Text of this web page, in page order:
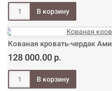
Кованая кровать-чердак Ами
128 000.00 р.